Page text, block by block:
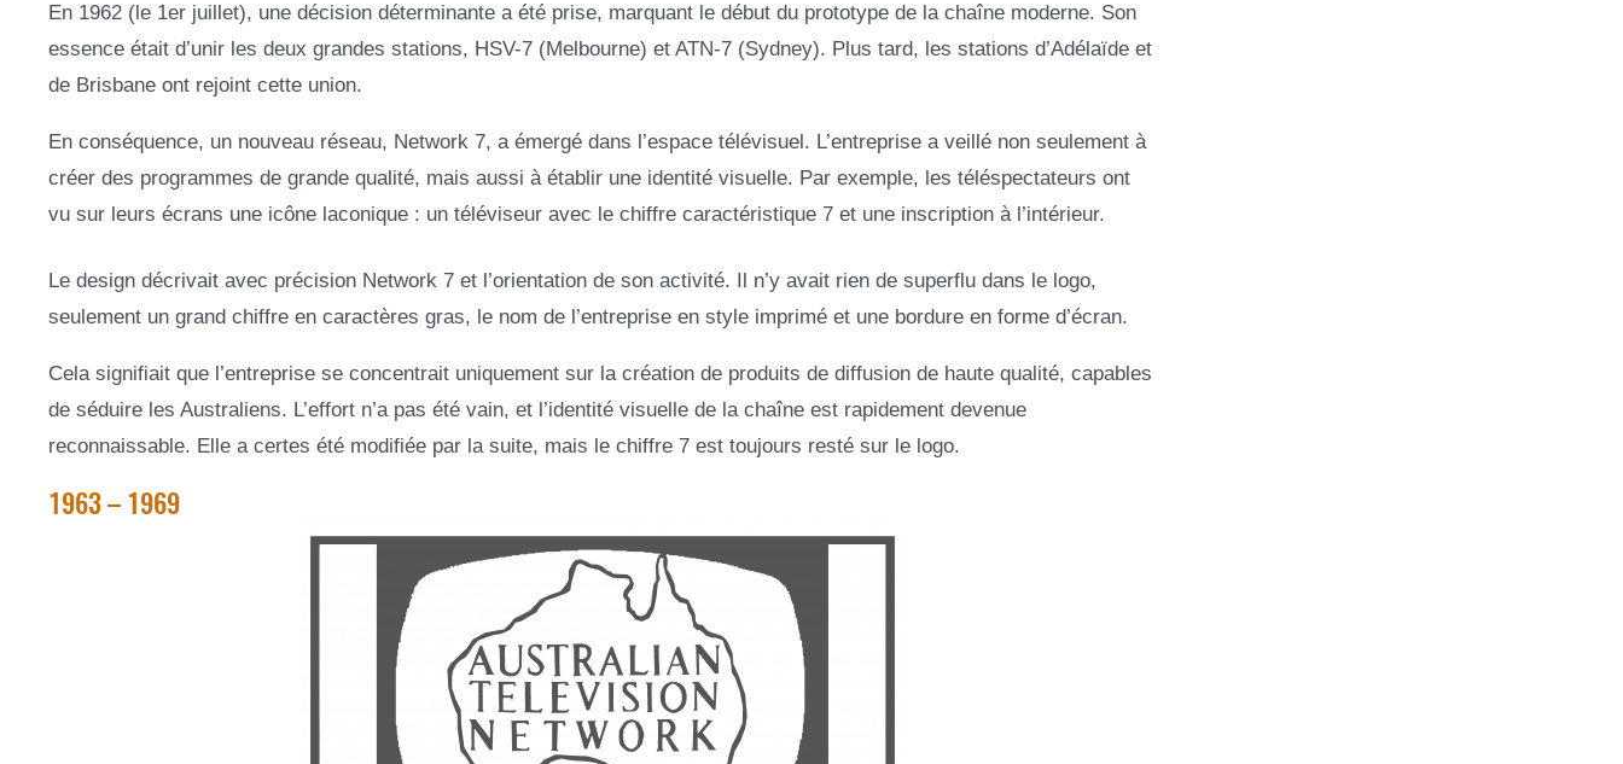
En 1962 (le 1er juillet), une décision déterminante a été prise, marquant le début du prototype de la chaîne moderne. Son
essence était d’unir les deux grandes stations, HSV-7 (Melbourne) et ATN-7 (Sydney). Plus tard, les stations d’Adélaïde et
de Brisbane ont rejoint cette union.
En conséquence, un nouveau réseau, Network 7, a émergé dans l’espace télévisuel. L’entreprise a veillé non seulement à
créer des programmes de grande qualité, mais aussi à établir une identité visuelle. Par exemple, les téléspectateurs ont
vu sur leurs écrans une icône laconique : un téléviseur avec le chiffre caractéristique 7 et une inscription à l’intérieur.
Le design décrivait avec précision Network 7 et l’orientation de son activité. Il n’y avait rien de superflu dans le logo,
seulement un grand chiffre en caractères gras, le nom de l’entreprise en style imprimé et une bordure en forme d’écran.
Cela signifiait que l’entreprise se concentrait uniquement sur la création de produits de diffusion de haute qualité, capables
de séduire les Australiens. L’effort n’a pas été vain, et l’identité visuelle de la chaîne est rapidement devenue
reconnaissable. Elle a certes été modifiée par la suite, mais le chiffre 7 est toujours resté sur le logo.
1963 – 1969